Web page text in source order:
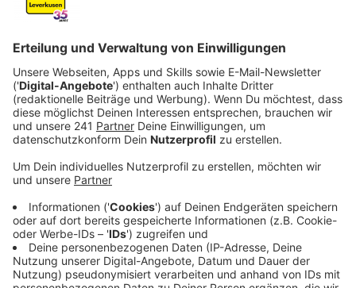
Veröffentlicht:Freitag, 19.12.2025 06:21
Anzeige
Beim Aufkochen einer Flüssigkeit sind damals wohl
mehrere Stoffe aneinandergeraten, die eine Explosion
ausgelöst haben. Das ergibt das Gutachten der Kölner
Staatsanwaltschaft, sagt sie uns auf Anfrage.
Anzeige